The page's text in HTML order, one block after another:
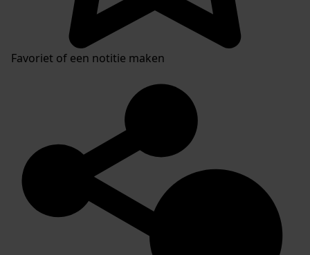
Favoriet of een notitie maken